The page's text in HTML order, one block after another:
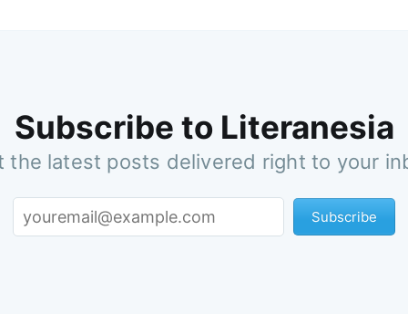
Subscribe to Literanesia
the latest posts delivered right to your
Subscribe